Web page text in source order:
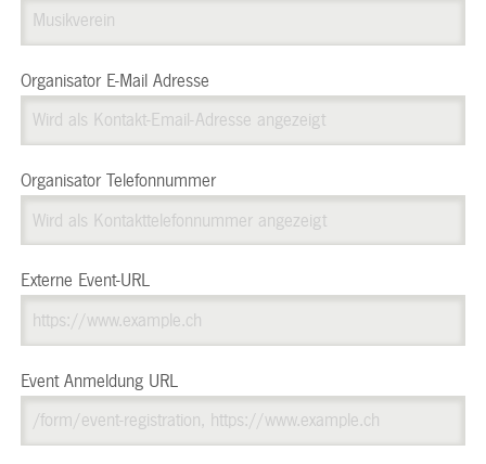
Organisator E-Mail Adresse
Organisator Telefonnummer
Externe Event-URL
Event Anmeldung URL